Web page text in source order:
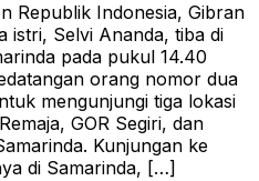
Republik Indonesia, Gibran
istri, Selvi Ananda, tiba di
pada pukul 14.40
orang nomor dua
mengunjungi tiga lokasi
GOR Segiri, dan
Kunjungan ke
di Samarinda, […]